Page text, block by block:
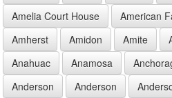
Amelia Court House
American
Amherst
Amidon Amite
Anahuac
Anamosa
Anderson
Anderson